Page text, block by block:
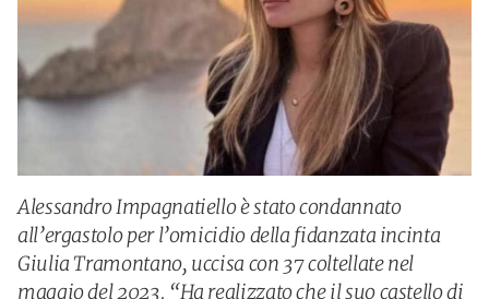
Alessandro Impagnatiello è stato condannato
all’ergastolo per l’omicidio della fidanzata incinta
Giulia Tramontano, uccisa con 37 coltellate nel
maggio del 2023. “Ha realizzato che il suo castello di